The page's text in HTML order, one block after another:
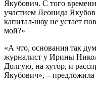
Якубович. С того
участием Леонида
капитал-шоу не устает
мой?»
«А что, основания так
журналист у Ирины
Долгую, на хутор, и
Якубович», – предложила